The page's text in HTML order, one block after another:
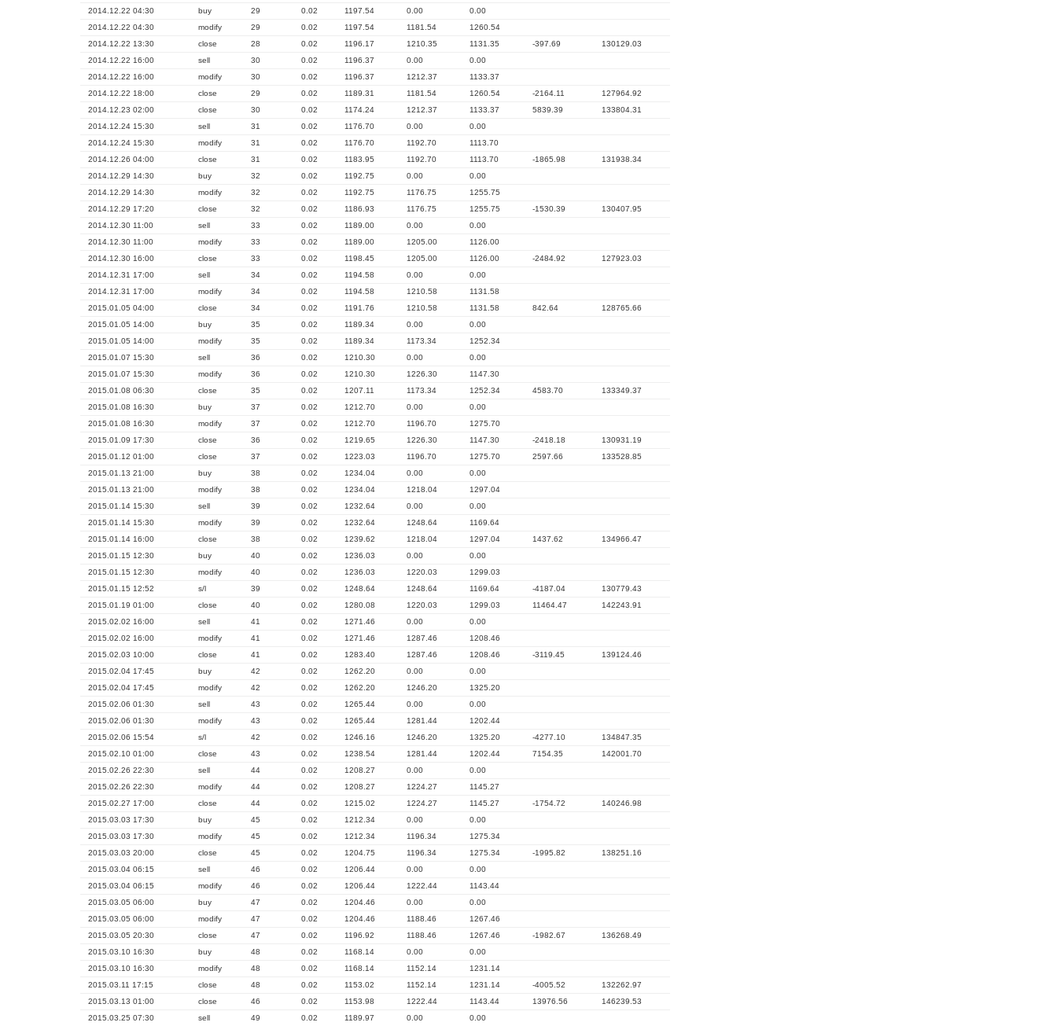
2014.12.22 04:30
buy 29 0.02 1197.54 0.00
0.00
2014.12.22 04:30
modify 29 0.02 1197.54 1181.54
1260.54
2014.12.22 13:30
close 28 0.02 1196.17 1210.35 1131.35 -397.69
130129.03
2014.12.22 16:00
sell 30 0.02 1196.37 0.00
0.00
2014.12.22 16:00
modify 30 0.02 1196.37 1212.37
1133.37
2014.12.22 18:00
close 29 0.02 1189.31 1181.54 1260.54 -2164.11
127964.92
2014.12.23 02:00
close 30 0.02 1174.24 1212.37 1133.37 5839.39
133804.31
2014.12.24 15:30
sell 31 0.02 1176.70 0.00
0.00
2014.12.24 15:30
modify 31 0.02 1176.70 1192.70
1113.70
2014.12.26 04:00
close 31 0.02 1183.95 1192.70 1113.70 -1865.98
131938.34
2014.12.29 14:30
buy 32 0.02 1192.75 0.00
0.00
2014.12.29 14:30
modify 32 0.02 1192.75 1176.75
1255.75
2014.12.29 17:20
close 32 0.02 1186.93 1176.75 1255.75 -1530.39
130407.95
2014.12.30 11:00
sell 33 0.02 1189.00 0.00
0.00
2014.12.30 11:00
modify 33 0.02 1189.00 1205.00
1126.00
2014.12.30 16:00
close 33 0.02 1198.45 1205.00 1126.00 -2484.92
127923.03
2014.12.31 17:00
sell 34 0.02 1194.58 0.00
0.00
2014.12.31 17:00
modify 34 0.02 1194.58 1210.58
1131.58
2015.01.05 04:00
close 34 0.02 1191.76 1210.58 1131.58 842.64
128765.66
2015.01.05 14:00
buy 35 0.02 1189.34 0.00
0.00
2015.01.05 14:00
modify 35 0.02 1189.34 1173.34
1252.34
2015.01.07 15:30
sell 36 0.02 1210.30 0.00
0.00
2015.01.07 15:30
modify 36 0.02 1210.30 1226.30
1147.30
2015.01.08 06:30
close 35 0.02 1207.11 1173.34 1252.34 4583.70
133349.37
2015.01.08 16:30
buy 37 0.02 1212.70 0.00
0.00
2015.01.08 16:30
modify 37 0.02 1212.70 1196.70
1275.70
2015.01.09 17:30
close 36 0.02 1219.65 1226.30 1147.30 -2418.18
130931.19
2015.01.12 01:00
close 37 0.02 1223.03 1196.70 1275.70 2597.66
133528.85
2015.01.13 21:00
buy 38 0.02 1234.04 0.00
0.00
2015.01.13 21:00
modify 38 0.02 1234.04 1218.04
1297.04
2015.01.14 15:30
sell 39 0.02 1232.64 0.00
0.00
2015.01.14 15:30
modify 39 0.02 1232.64 1248.64
1169.64
2015.01.14 16:00
close 38 0.02 1239.62 1218.04 1297.04 1437.62
134966.47
2015.01.15 12:30
buy 40 0.02 1236.03 0.00
0.00
2015.01.15 12:30
modify 40 0.02 1236.03 1220.03
1299.03
2015.01.15 12:52
s/l 39 0.02 1248.64 1248.64 1169.64 -4187.04
130779.43
2015.01.19 01:00
close 40 0.02 1280.08 1220.03 1299.03 11464.47
142243.91
2015.02.02 16:00
sell 41 0.02 1271.46 0.00
0.00
2015.02.02 16:00
modify 41 0.02 1271.46 1287.46
1208.46
2015.02.03 10:00
close 41 0.02 1283.40 1287.46 1208.46 -3119.45
139124.46
2015.02.04 17:45
buy 42 0.02 1262.20 0.00
0.00
2015.02.04 17:45
modify 42 0.02 1262.20 1246.20
1325.20
2015.02.06 01:30
sell 43 0.02 1265.44 0.00
0.00
2015.02.06 01:30
modify 43 0.02 1265.44 1281.44
1202.44
2015.02.06 15:54
s/l 42 0.02 1246.16 1246.20 1325.20 -4277.10
134847.35
2015.02.10 01:00
close 43 0.02 1238.54 1281.44 1202.44 7154.35
142001.70
2015.02.26 22:30
sell 44 0.02 1208.27 0.00
0.00
2015.02.26 22:30
modify 44 0.02 1208.27 1224.27
1145.27
2015.02.27 17:00
close 44 0.02 1215.02 1224.27 1145.27 -1754.72
140246.98
2015.03.03 17:30
buy 45 0.02 1212.34 0.00
0.00
2015.03.03 17:30
modify 45 0.02 1212.34 1196.34
1275.34
2015.03.03 20:00
close 45 0.02 1204.75 1196.34 1275.34 -1995.82
138251.16
2015.03.04 06:15
sell 46 0.02 1206.44 0.00
0.00
2015.03.04 06:15
modify 46 0.02 1206.44 1222.44
1143.44
2015.03.05 06:00
buy 47 0.02 1204.46 0.00
0.00
2015.03.05 06:00
modify 47 0.02 1204.46 1188.46
1267.46
2015.03.05 20:30
close 47 0.02 1196.92 1188.46 1267.46 -1982.67
136268.49
2015.03.10 16:30
buy 48 0.02 1168.14 0.00
0.00
2015.03.10 16:30
modify 48 0.02 1168.14 1152.14
1231.14
2015.03.11 17:15
close 48 0.02 1153.02 1152.14 1231.14 -4005.52
132262.97
2015.03.13 01:00
close 46 0.02 1153.98 1222.44 1143.44 13976.56
146239.53
2015.03.25 07:30
sell 49 0.02 1189.97 0.00 0.00